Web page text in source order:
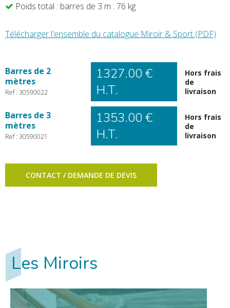
Poids total : barres de 3 m : 76 kg
Télécharger l'ensemble du catalogue Miroir & Sport (PDF)
Barres de 2
mètres
Ref : 30590022
1327.00 €
H.T.
Hors frais
de
livraison
Barres de 3
mètres
Ref : 30590021
1353.00 €
H.T.
Hors frais
de
livraison
CONTACT / DEMANDE DE DEVIS
Les Miroirs